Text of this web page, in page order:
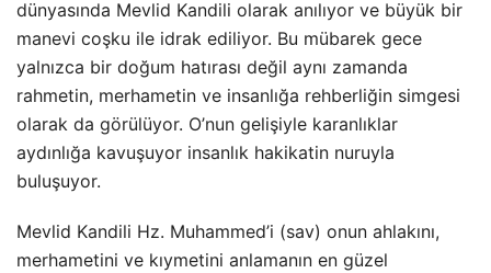
dünyasında Mevlid Kandili olarak anılıyor ve büyük bir
manevi coşku ile idrak ediliyor. Bu mübarek gece
yalnızca bir doğum hatırası değil aynı zamanda
rahmetin, merhametin ve insanlığa rehberliğin simgesi
olarak da görülüyor. O’nun gelişiyle karanlıklar
aydınlığa kavuşuyor insanlık hakikatin nuruyla
buluşuyor.
Mevlid Kandili Hz. Muhammed’i (sav) onun ahlakını,
merhametini ve kıymetini anlamanın en güzel